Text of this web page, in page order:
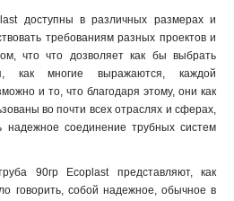
доступны в различных размерах и
требованиям разных проектов и
что что дозволяет как бы выбрать
как многие выражаются, каждой
и то, что благодаря этому, они как
во почти всех отраслях и сферах,
надежное соединение трубных систем
90гр Ecoplast представляют, как
говорить, собой надежное, обычное в